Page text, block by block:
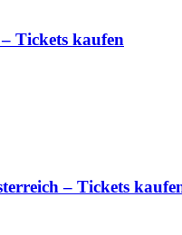
Tickets kaufen
– Tickets